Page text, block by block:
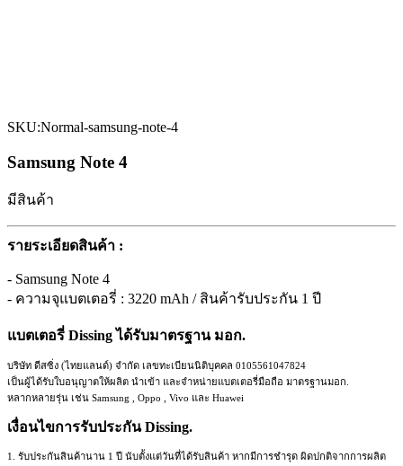
SKU:Normal-samsung-note-4
Samsung Note 4
มีสินค้า
รายระเอียดสินค้า :
- Samsung Note 4
- ความจุแบตเตอรี่ : 3220 mAh / สินค้ารับประกัน 1 ปี
แบตเตอรี่ Dissing ได้รับมาตรฐาน มอก.
บริษัท ดีสซิ่ง (ไทยแลนด์) จำกัด เลขทะเบียนนิติบุคคล 0105561047824
เป็นผู้ได้รับใบอนุญาตให้ผลิต นำเข้า และจำหน่ายแบตเตอรี่มือถือ มาตรฐานมอก.
หลากหลายรุ่น เช่น Samsung , Oppo , Vivo และ Huawei
เงื่อนไขการรับประกัน Dissing.
1. รับประกันสินค้านาน 1 ปี นับตั้งแต่วันที่ได้รับสินค้า หากมีการชำรุด ผิดปกติจากการผลิต